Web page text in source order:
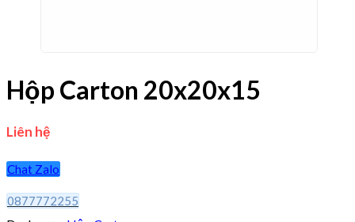
Hộp Carton 20x20x15
Liên hệ
Chat Zalo
0877772255